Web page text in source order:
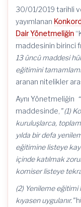
30/01/2019 tarihli
yayımlanan
Dair Yönetmeliğin
maddesinin birinci
13 üncü maddesi
eğitimini
aranan nitelikler
Aynı Yönetmeliğin
maddesinde,” (1)
kuruluşlarca,
yılda bir defa
eğitimine listeye
içinde katılmak
komiser listeye
(2) Yenileme
kıyasen uygulanır.”